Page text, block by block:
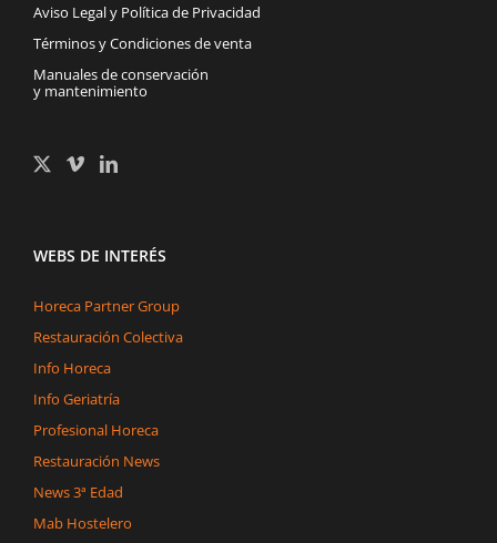
Aviso Legal y Política de Privacidad
Términos y Condiciones de venta
Manuales de conservación
y mantenimiento
WEBS DE INTERÉS
Horeca Partner Group
Restauración Colectiva
Info Horeca
Info Geriatría
Profesional Horeca
Restauración News
News 3ª Edad
Mab Hostelero